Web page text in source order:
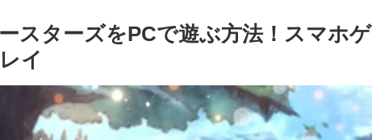
スターズをPCで遊ぶ方法！スマホゲ
イ